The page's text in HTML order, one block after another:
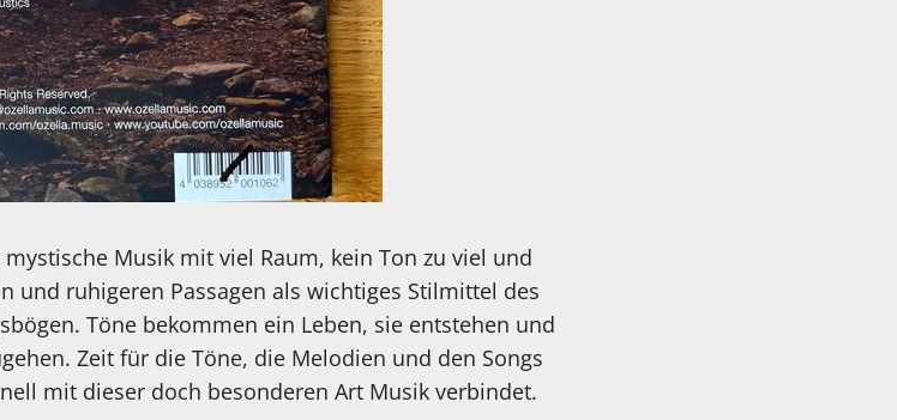
Musik mit viel Raum, kein Ton zu viel und
und ruhigeren Passagen als wichtiges Stilmittel des
Töne bekommen ein Leben, sie entstehen und
Zeit für die Töne, die Melodien und den Songs
mit dieser doch besonderen Art Musik verbindet.